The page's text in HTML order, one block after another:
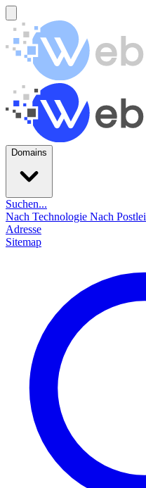
Domains
Suchen...
Nach Technologie Nach
Adresse
Sitemap